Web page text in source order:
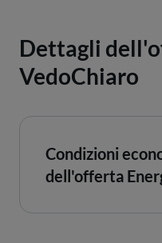
Dettagli
VedoChiaro
Condizioni
dell'offerta